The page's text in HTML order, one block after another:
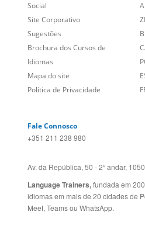
Social
Site Corporativo
Sugestões
Brochura dos Cursos de
Idiomas
Mapa do site
Política de Privacidade
Fale Connosco
+351 211 238 980
Av. da República, 50 - 2º andar,
Language Trainers,fundada em
idiomas em mais de 20 cidades de
Meet, Teams ou WhatsApp.